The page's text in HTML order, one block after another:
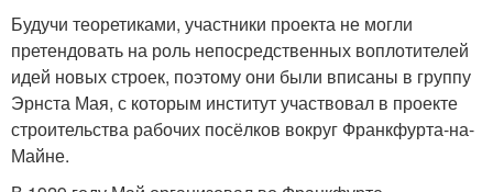
Будучи теоретиками, участники проекта не могли
претендовать на роль непосредственных воплотителей
идей новых строек, поэтому они были вписаны в группу
Эрнста Мая, с которым институт участвовал в проекте
строительства рабочих посёлков вокруг Франкфурта-на-
Майне.